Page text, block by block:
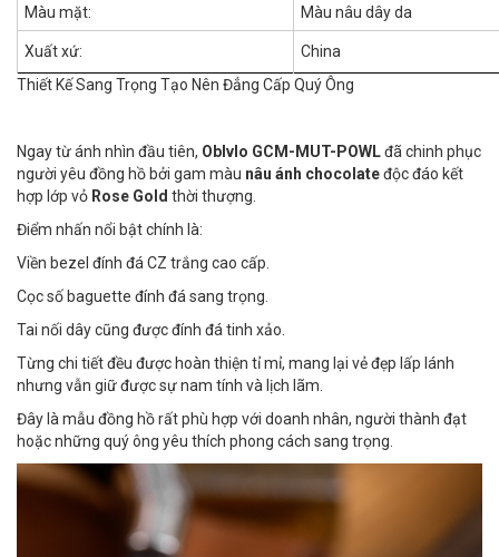
Màu mặt: Màu nâu dây da
Xuất xứ:
China
Thiết Kế Sang Trọng Tạo Nên Đẳng Cấp Quý Ông
Ngay từ ánh nhìn đầu tiên, Oblvlo GCM-MUT-POWLđã chinh phục
người yêu đồng hồ bởi gam màu nâu ánh chocolateđộc đáo kết
hợp lớp vỏ Rose Gold thời thượng.
Điểm nhấn nổi bật chính là:
Viền bezel đính đá CZ trắng cao cấp.
Cọc số baguette đính đá sang trọng.
Tai nối dây cũng được đính đá tinh xảo.
Từng chi tiết đều được hoàn thiện tỉ mỉ, mang lại vẻ đẹp lấp lánh
nhưng vẫn giữ được sự nam tính và lịch lãm.
Đây là mẫu đồng hồ rất phù hợp với doanh nhân, người thành đạt
hoặc những quý ông yêu thích phong cách sang trọng.